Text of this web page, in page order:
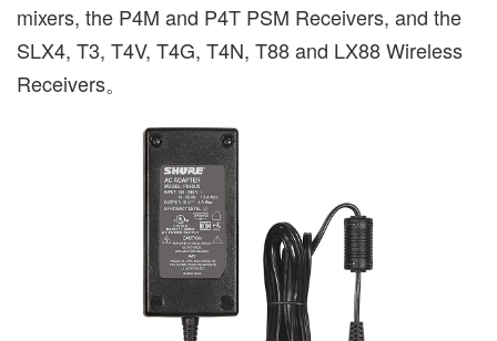
mixers, the P4M and P4T PSM Receivers, and the
SLX4, T3, T4V, T4G, T4N, T88 and LX88 Wireless
Receivers。